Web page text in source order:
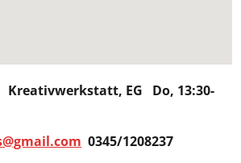
Kreativwerkstatt, EG Do, 13:30-
0345/1208237